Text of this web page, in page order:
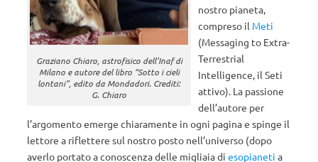
Graziano Chiaro, astrofisico dell’Inaf di
Milano e autore del libro “Sotto i cieli
lontani”, edito da Mondadori. Crediti:
G. Chiaro
nostro pianeta,
compreso il Meti
(Messaging to Extra-
Terrestrial
Intelligence, il Seti
attivo). La passione
dell’autore per
l’argomento emerge chiaramente in ogni pagina e spinge il
lettore a riflettere sul nostro posto nell’universo (dopo
averlo portato a conoscenza delle migliaia di esopianeti a